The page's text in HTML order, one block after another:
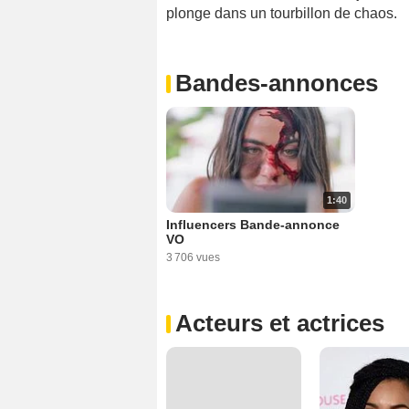
plonge dans un tourbillon de chaos.
Bandes-annonces
1:40
Influencers Bande-annonce
VO
3 706 vues
Acteurs et actrices